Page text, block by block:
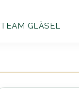
TEAM GLÄSEL